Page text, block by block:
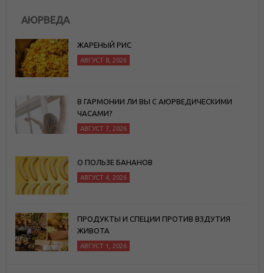
АЮРВЕДА
ЖАРЕНЫЙ РИС
АВГУСТ 8, 2026
В ГАРМОНИИ ЛИ ВЫ С АЮРВЕДИЧЕСКИМИ
ЧАСАМИ?
АВГУСТ 7, 2026
О ПОЛЬЗЕ БАНАНОВ
АВГУСТ 4, 2026
ПРОДУКТЫ И СПЕЦИИ ПРОТИВ ВЗДУТИЯ
ЖИВОТА
АВГУСТ 1, 2026